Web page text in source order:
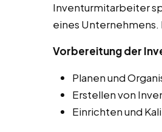
Inventurmitarbeiter
eines
Vorbereitung der
Planen und
Erstellen von
Einrichten und